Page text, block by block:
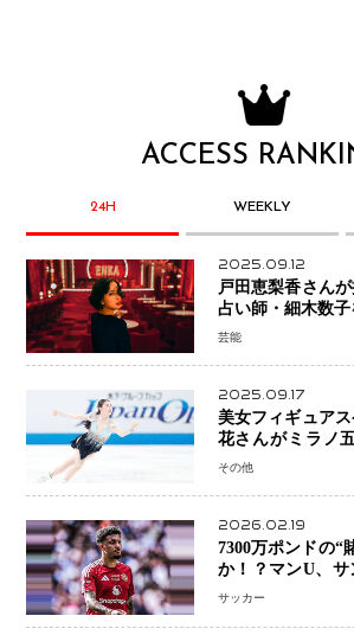
ACCESS
24H WEEKLY
2025.09.12
戸田恵梨香さん
占い師・細木数
芸能
2025.09.17
美女フィギュア
花さんがミラノ
手権欠場を発表「
その他
2026.02.19
7300万ポンドの“
か！？マンU、
へ・・・補強戦略
サッカー